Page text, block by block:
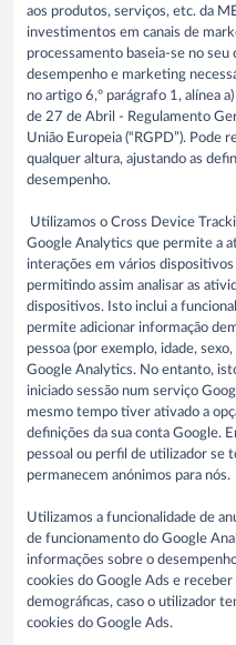
aos produtos, serviços, etc. da
investimentos em canais de
processamento baseia-se no
desempenho e marketing
no artigo 6,º parágrafo 1, alínea
de 27 de Abril - Regulamento
União Europeia (“RGPD”). Pode
qualquer altura, ajustando as
desempenho.
Utilizamos o Cross Device
Google Analytics que permite a
interações em vários
permitindo assim analisar as
dispositivos. Isto inclui a
permite adicionar informação
pessoa (por exemplo, idade,
Google Analytics. No entanto,
iniciado sessão num serviço
mesmo tempo tiver ativado a
definições da sua conta Google.
pessoal ou perfil de utilizador se
permanecem anónimos para nós.
Utilizamos a funcionalidade de
de funcionamento do Google
informações sobre o
cookies do Google Ads e
demográficas, caso o utilizador
cookies do Google Ads.